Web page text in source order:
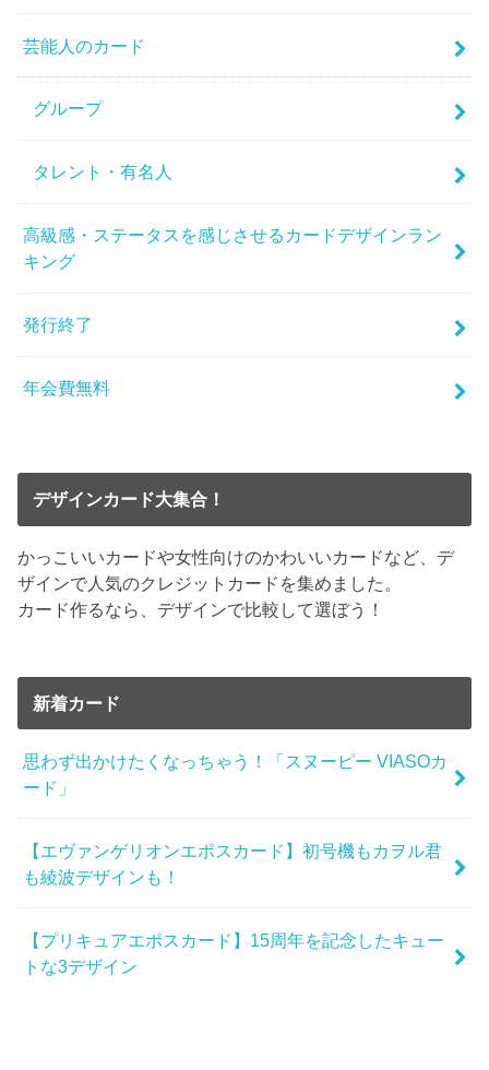
芸能人のカード
グループ
タレント・有名人
高級感・ステータスを感じさせるカードデザインラン
キング
発行終了
年会費無料
デザインカード大集合！
かっこいいカードや女性向けのかわいいカードなど、デ
ザインで人気のクレジットカードを集めました。
カード作るなら、デザインで比較して選ぼう！
新着カード
思わず出かけたくなっちゃう！「スヌーピー VIASOカ
ード」
【エヴァンゲリオンエポスカード】初号機もカヲル君
も綾波デザインも！
【プリキュアエポスカード】15周年を記念したキュー
トな3デザイン